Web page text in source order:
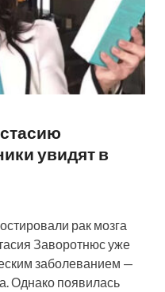
увидят в
рак мозга
Заворотнюс уже
заболеванием —
Однако появилась